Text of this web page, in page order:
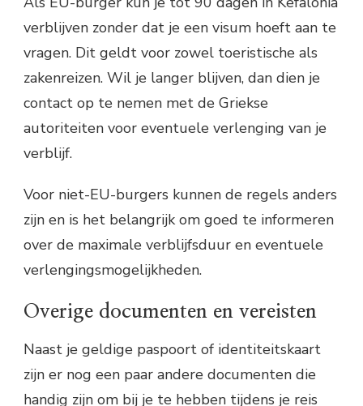
verblijven zonder dat je een visum hoeft aan te
vragen. Dit geldt voor zowel toeristische als
zakenreizen. Wil je langer blijven, dan dien je
contact op te nemen met de Griekse
autoriteiten voor eventuele verlenging van je
verblijf.
Voor niet-EU-burgers kunnen de regels anders
zijn en is het belangrijk om goed te informeren
over de maximale verblijfsduur en eventuele
verlengingsmogelijkheden.
Overige documenten en vereisten
Naast je geldige paspoort of identiteitskaart
zijn er nog een paar andere documenten die
handig zijn om bij je te hebben tijdens je reis